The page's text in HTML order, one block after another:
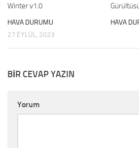
Winter v1.0
HAVA DURUMU
27 EYLÜL, 2023
HAVA
BIR CEVAP YAZIN
Yorum